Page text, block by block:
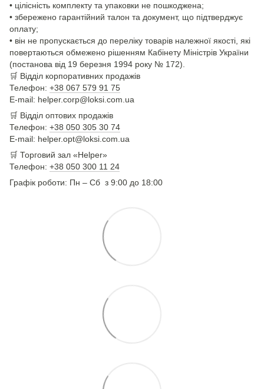
• цілісність комплекту та упаковки не пошкоджена;
• збережено гарантійний талон та документ, що підтверджує
оплату;
• він не пропускається до переліку товарів належної якості, які
повертаються обмежено рішенням Кабінету Міністрів України
(постанова від 19 березня 1994 року № 172).
🛒 Відділ корпоративних продажів
Телефон: +38 067 579 91 75
E-mail: helper.corp@loksi.com.ua
🛒 Відділ оптових продажів
Телефон: +38 050 305 30 74
E-mail: helper.opt@loksi.com.ua
🛒 Торговий зал «Helper»
Телефон: +38 050 300 11 24
Графік роботи: Пн – Сб з 9:00 до 18:00